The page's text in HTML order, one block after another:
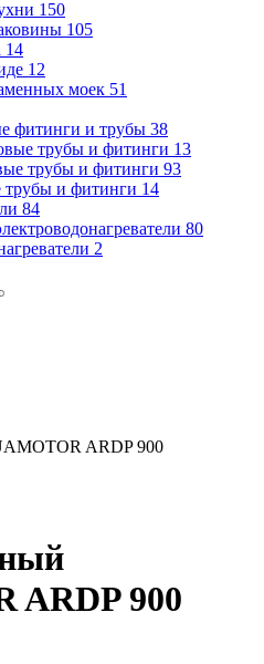
150
105
14
12
моек 51
фитинги и трубы 38
трубы и фитинги 13
трубы и фитинги 93
и фитинги 14
84
80
2
ARDP 900
ARDP 900